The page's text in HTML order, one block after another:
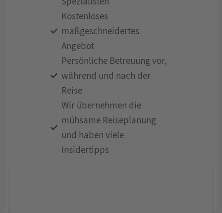
Kostenloses
maßgeschneidertes
Angebot
Persönliche Betreuung vor,
während und nach der
Reise
Wir übernehmen die
mühsame Reiseplanung
und haben viele
Insidertipps